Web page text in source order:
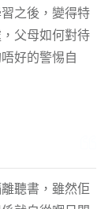
之後，變得特
父母如何對待
好的警惕自
聽書，雖然佢